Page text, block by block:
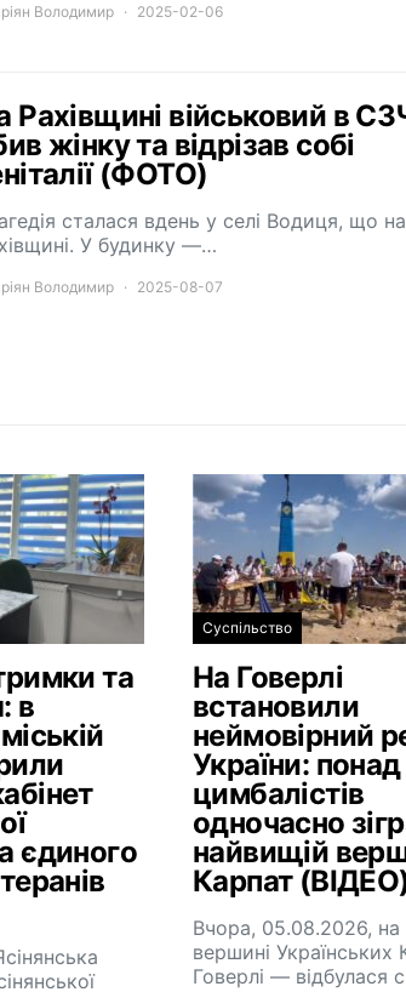
Володимир 2025-02-06
Рахівщині військовий в
жінку та відрізав собі
(ФОТО)
сталася вдень у селі Водиця, що на
У будинку —…
Володимир 2025-08-07
та
в
єдиного
Суспільство
На Говерлі
встановили
неймовірний
України:
цимбалістів
одночасно
найвищій
Карпат
Вчора, 05.08.2026, на
вершині
Говерлі — відбулася